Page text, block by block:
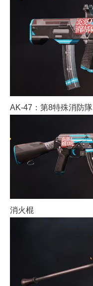
AK-47：第8特殊消防隊
消火棍